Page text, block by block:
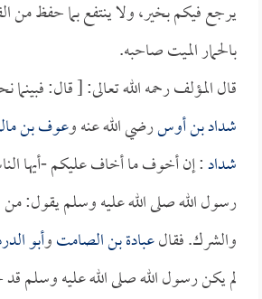
يرجع فيكم بخير، ولا ينتفع بما حفظ من
بالحمار الميت صاحبه.
قال المؤلف رحمه الله تعالى: [ قال:
شداد بن أوسرضي الله عنه وعوف بن
شداد: إن أخوف ما أخاف عليكم -أيها
رسول الله صلى الله عليه وسلم يقول: من
والشرك. فقالعبادة بن الصامتوأبو
لم يكن رسول الله صلى الله عليه وسلم